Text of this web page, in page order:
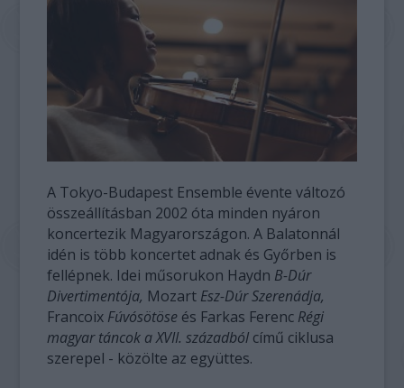
A Tokyo-Budapest Ensemble évente változó
összeállításban 2002 óta minden nyáron
koncertezik Magyarországon. A Balatonnál
idén is több koncertet adnak és Győrben is
fellépnek. Idei műsorukon Haydn B-Dúr
Divertimentója, Mozart Esz-Dúr Szerenádja,
Francoix Fúvósötöse és Farkas Ferenc Régi
magyar táncok a XVII. századból című ciklusa
szerepel - közölte az együttes.